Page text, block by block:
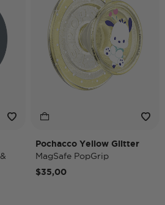
Pochacco Yellow Glitter
MagSafe PopGrip
$35,00